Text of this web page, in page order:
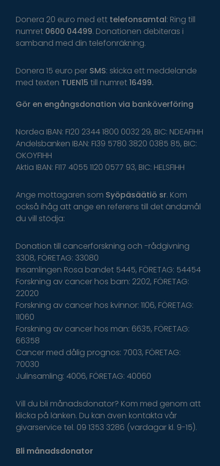
Donera 20 euro med ett telefonsamtal: Ring till
numret 0600 04499. Donationen debiteras i
samband med din telefonräkning.
Donera 15 euro per SMS: skicka ett meddelande
med texten TUEN15 till numret16499.
Gör en engångsdonation via banköverföring
Nordea IBAN: FI20 2344 1800 0032 29, BIC: NDEAFIHH
Andelsbanken IBAN: FI39 5780 3820 0385 85, BIC:
OKOYFIHH
Aktia IBAN: FI17 4055 1120 0577 93, BIC: HELSFIHH
Ange mottagaren som Syöpäsäätiö sr. Kom
också ihåg att ange en referens till det ändamål
du vill stödja:
Donation till cancerforskning och -rådgivning
3308, FÖRETAG: 33080
Insamlingen Rosa bandet 5445, FÖRETAG: 54454
Forskning av cancer hos barn: 2202, FÖRETAG:
22020
Forskning av cancer hos kvinnor: 1106, FÖRETAG:
11060
Forskning av cancer hos män: 6635, FÖRETAG:
66358
Cancer med dålig prognos: 7003, FÖRETAG:
70030
Julinsamling: 4006, FÖRETAG: 40060
Vill du bli månadsdonator? Kom med genom att
klicka på länken. Du kan även kontakta vår
givarservice tel. 09 1353 3286 (vardagar kl. 9-15).
Bli månadsdonator